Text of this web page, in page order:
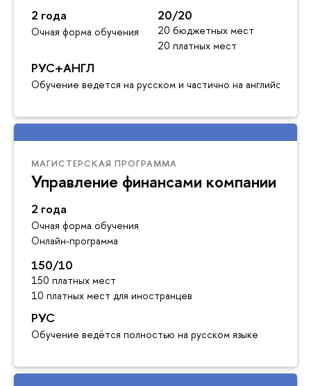
2 года
Очная форма обучения
20/20
20 бюджетных мест
20 платных мест
РУС+АНГЛ
Обучение ведется на русском и частично на английском
МАГИСТЕРСКАЯ ПРОГРАММА
Управление финансами компании
2 года
Очная форма обучения
Онлайн-программа
150/10
150 платных мест
10 платных мест для иностранцев
РУС
Обучение ведётся полностью на русском языке